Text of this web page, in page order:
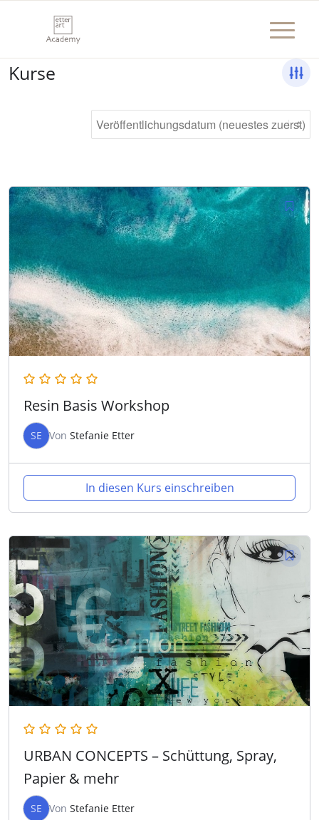
Kurse
Resin Basis Workshop
SE Von Stefanie Etter
In diesen Kurs einschreiben
URBAN CONCEPTS – Schüttung, Spray,
Papier & mehr
SE Von Stefanie Etter